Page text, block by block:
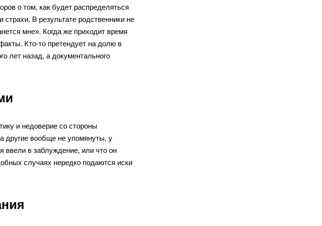
о том, как будет распределяться
В результате родственники не
мне». Когда же приходит время
Кто-то претендует на долю в
лет назад, а документального
и недоверие со стороны
другие вообще не упомянуты, у
ввели в заблуждение, или что он
случаях нередко подаются иски